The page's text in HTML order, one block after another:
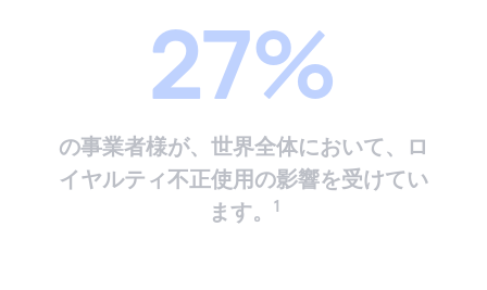
27%
の事業者様が、世界全体において、ロ
イヤルティ不正使用の影響を受けてい
ます。
1